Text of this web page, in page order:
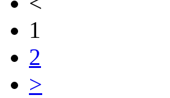
1
2
>